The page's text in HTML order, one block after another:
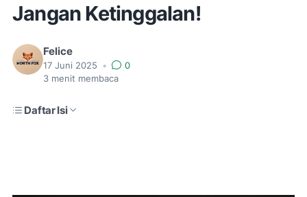
Jangan Ketinggalan!
Felice
17 Juni 2025 •
0
3 menit membaca
Daftar Isi